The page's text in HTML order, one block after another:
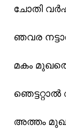
ചോതി
ഞവര
മകം
അത്തം